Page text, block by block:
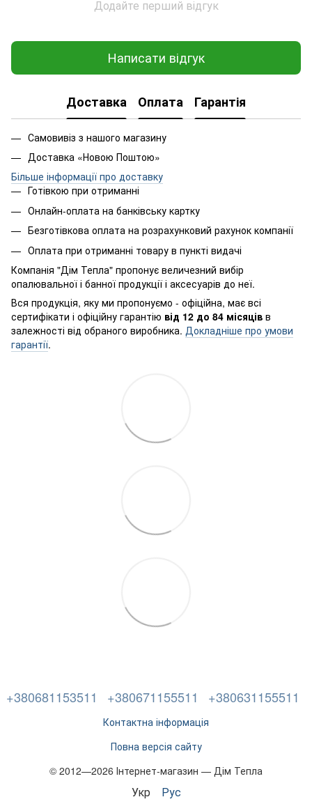
Додайте перший відгук
Написати відгук
Доставка Оплата Гарантія
Самовивіз з нашого магазину
Доставка «Новою Поштою»
Більше інформації про доставку
Готівкою при отриманні
Онлайн-оплата на банківську картку
Безготівкова оплата на розрахунковий рахунок компанії
Оплата при отриманні товару в пункті видачі
Компанія "Дім Тепла" пропонує величезний вибір
опалювальної і банної продукції і аксесуарів до неї.
Вся продукція, яку ми пропонуємо - офіційна, має всі
сертифікати і офіційну гарантію від 12 до 84 місяців в
залежності від обраного виробника. Докладніше про умови
гарантії.
+380681153511 +380671155511 +380631155511
Контактна інформація
Повна версія сайту
© 2012—2026 Інтернет-магазин — Дім Тепла
Укр Рус